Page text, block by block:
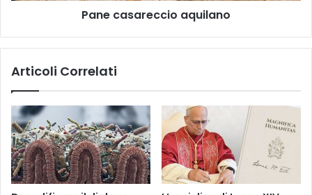
o
u
i
l
a
n
Pane casareccio aquilano
Articoli Correlati